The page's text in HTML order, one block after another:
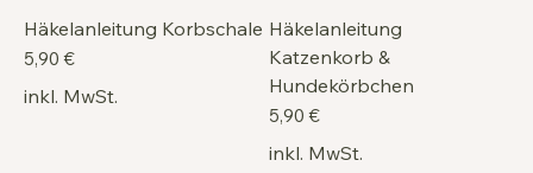
Häkelanleitung Korbschale
Preis
5,90 €
inkl. MwSt.
Häkelanleitung
Katzenkorb &
Hundekörbchen
Preis
5,90 €
inkl. MwSt.